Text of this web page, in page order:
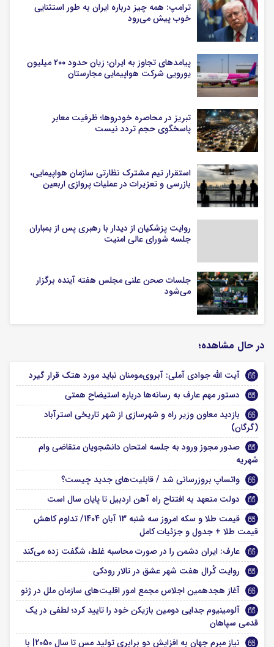
ترامپ: همه چیز درباره ایران به طور استثنایی
خوب پیش می‌رود
پیامدهای تجاوز به ایران؛ زیان حدود ۲۰۰ میلیون
یورویی شرکت هواپیمایی مجارستان
تبریز در محاصره خودروها؛ ظرفیت معابر
پاسخگوی حجم تردد نیست
استقرار تیم مشترک نظارتی سازمان هواپیمایی،
بازرسی و تعزیرات در عملیات پروازی اربعین
روایت پزشکیان از دیدار با رهبری پس از بمباران
جلسه شورای عالی امنیت
جلسات صحن علنی مجلس هفته آینده برگزار
می‌شود
در حال مشاهده؛
آیت الله جوادی آملی: آبروی‌مومنان نباید مورد هتک قرار گیرد
دستور مهم عارف به رسانه‌ها درباره استیضاح همتی
بازدید معاون وزیر راه و شهرسازی از شهر تاریخی استرآباد
(گرگان)
صدور مجوز ورود به جلسه امتحان دانشجویان متقاضی وام
شهریه
واتساپ بروزرسانی شد / قابلیت‌های جدید چیست؟
دولت متعهد به افتتاح راه آهن اردبیل تا پایان سال است
قیمت طلا و سکه امروز سه شنبه 13 آبان 1404/ تداوم کاهش
قیمت طلا + جدول و جزئیات کامل
عارف: ایران دشمن را در صورت محاسبه غلط، شگفت زده می‌کند
روایت کُرال هفت شهر عشق در تالار رودکی
آغاز هجدهمین اجلاس مجمع امور اقلیت‌های سازمان ملل در ژنو
آلومینیوم جدایی دومین بازیکن خود را تایید کرد؛ لطفی در یک
قدمی سپاهان
نیاز مبرم جهان به افزایش دو برابری تولید مس تا سال 2050| با